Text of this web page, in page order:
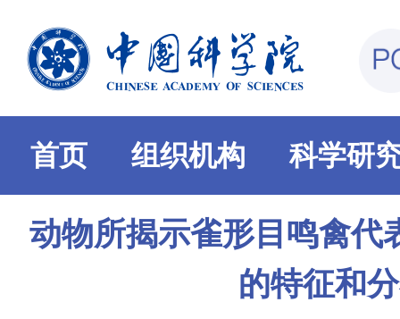
首页 组织机构 科学研
动物所揭示雀形目鸣禽代
的特征和